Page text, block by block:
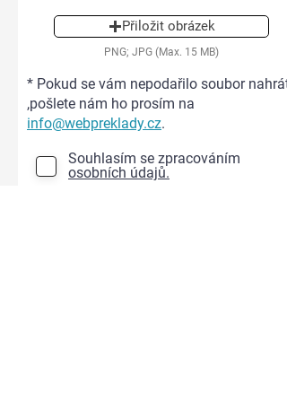
Přiložit obrázek
PNG; JPG (Max. 15 MB)
* Pokud se vám nepodařilo soubor nahrát
,pošlete nám ho prosím na
info@webpreklady.cz.
Souhlasím se zpracováním
osobních údajů.